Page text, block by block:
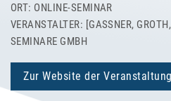
ORT: ONLINE-SEMINAR
VERANSTALTER: [GASSNER, GROTH,
EMINARE GMBH
Zur Website der Veranstaltung